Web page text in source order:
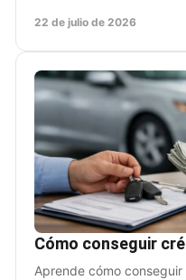
22 de julio de 2026
Cómo conseguir
Aprende cómo